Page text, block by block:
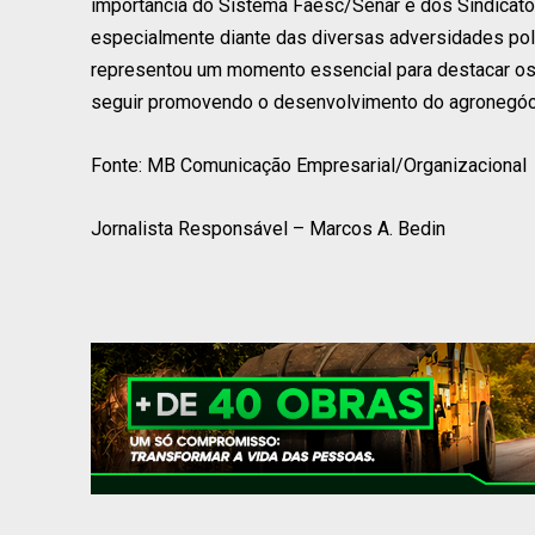
importância do Sistema Faesc/Senar e dos
especialmente diante das diversas adversidades
representou um momento essencial para destacar
seguir promovendo o desenvolvimento do
Fonte: MB Comunicação Empresarial/Organizacional
Jornalista Responsável – Marcos A. Bedin